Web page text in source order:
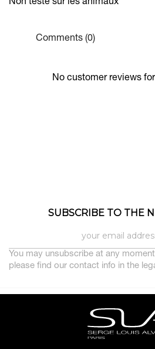
Non testé sur les animaux
Comments (0)
No customer reviews
SUBSCRIBE TO THE
You may unsubscribe at any
please find our contact info in the